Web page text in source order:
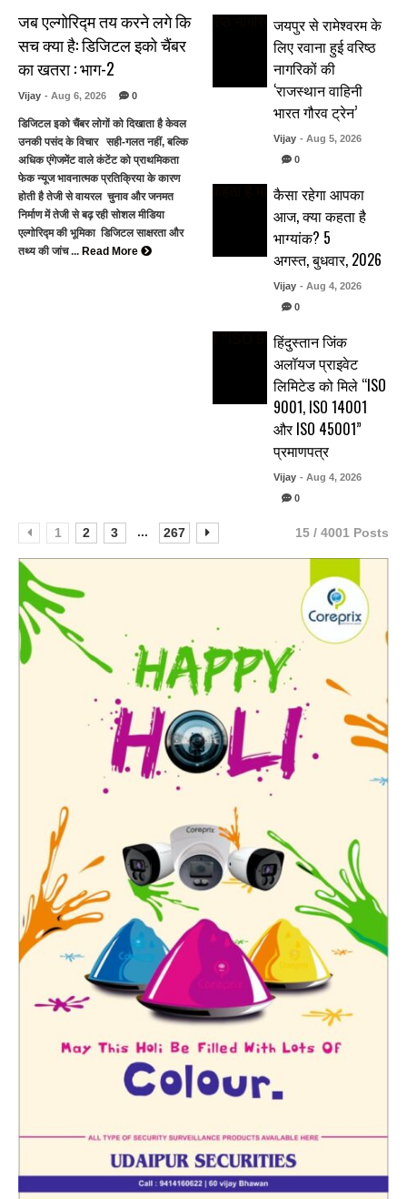
जब एल्गोरिद्म तय करने लगे कि
सच क्या है: डिजिटल इको चैंबर
का खतरा : भाग-2
Vijay - Aug 6, 2026 0
डिजिटल इको चैंबर लोगों को दिखाता है केवल
उनकी पसंद के विचार सही-गलत नहीं, बल्कि
अधिक एंगेजमेंट वाले कंटेंट को प्राथमिकता
फेक न्यूज भावनात्मक प्रतिक्रिया के कारण
होती है तेजी से वायरल चुनाव और जनमत
निर्माण में तेजी से बढ़ रही सोशल मीडिया
एल्गोरिद्म की भूमिका डिजिटल साक्षरता और
तथ्य की जांच ... Read More
जयपुर से रामेश्वरम के
लिए रवाना हुई वरिष्ठ
नागरिकों की
‘राजस्थान वाहिनी
भारत गौरव ट्रेन’
Vijay - Aug 5, 2026
0
कैसा रहेगा आपका
आज, क्या कहता है
भाग्यांक? 5
अगस्त, बुधवार, 2026
Vijay - Aug 4, 2026
0
हिंदुस्तान जिंक
अलॉयज प्राइवेट
लिमिटेड को मिले “ISO
9001, ISO 14001
और ISO 45001”
प्रमाणपत्र
Vijay - Aug 4, 2026
0
1 2 3 ... 267 15 / 4001 Posts